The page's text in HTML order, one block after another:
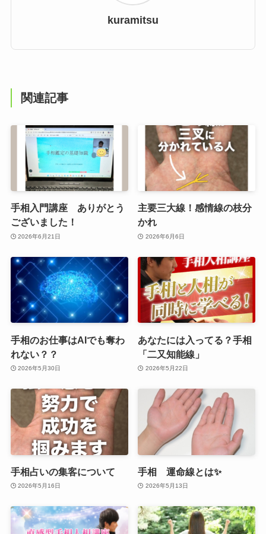
kuramitsu
関連記事
手相入門講座 ありがとう
ございました！
2026年6月21日
主要三大線！感情線の枝分
かれ
2026年6月6日
手相のお仕事はAIでも奪わ
れない？？
2026年5月30日
あなたには入ってる？手相
「二又知能線」
2026年5月22日
手相占いの集客について
2026年5月16日
手相 運命線とは✨
2026年5月13日